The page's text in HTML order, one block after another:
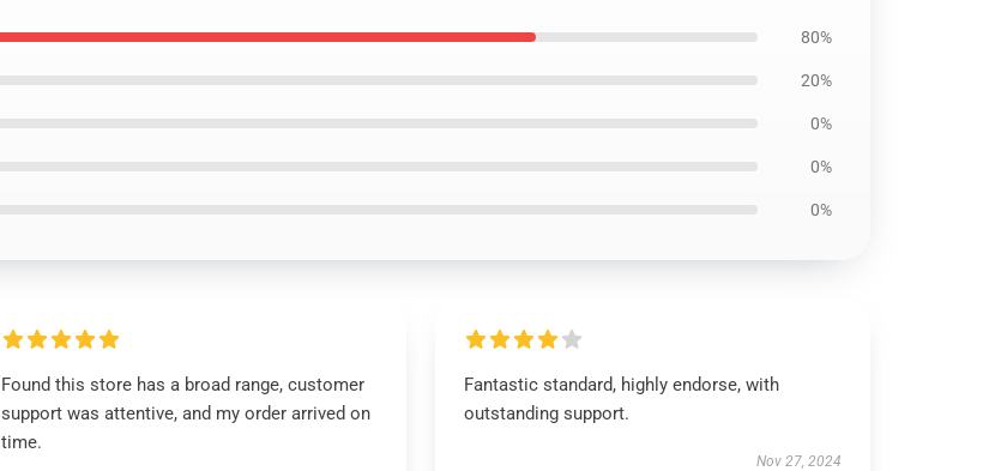
80%
20%
0%
0%
0%
Found this store has a broad range, customer
support was attentive, and my order arrived on
time.
Fantastic standard, highly endorse, with
outstanding support.
Nov 27, 2024